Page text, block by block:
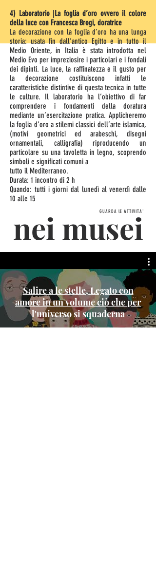
4) Laboratorio |La foglia d’oro ovvero il colore
della luce con Francesca Brogi, doratrice
La decorazione con la foglia d’oro ha una lunga
storia: usata fin dall’antico Egitto e in tutto il
Medio Oriente, in Italia è stata introdotta nel
Medio Evo per impreziosire i particolari e i fondali
dei dipinti. La luce, la raffinatezza e il gusto per
la decorazione costituiscono infatti le
caratteristiche distintive di questa tecnica in tutte
le culture. Il laboratorio ha l’obiettivo di far
comprendere i fondamenti della doratura
mediante un’esercitazione pratica. Applicheremo
la foglia d’oro a stilemi classici dell’arte islamica,
(motivi geometrici ed arabeschi, disegni
ornamentali, calligrafia) riproducendo un
particolare su una tavoletta in legno, scoprendo
simboli e significati comuni a
tutto il Mediterraneo.
Durata: 1 incontro di 2 h
Quando: tutti i giorni dal lunedì al venerdì dalle
10 alle 15
nei musei
GUARDA lE ATTIVITA'
Salire a le stelle, Legato con
amore in un volume ciò che per
l'universo si squaderna